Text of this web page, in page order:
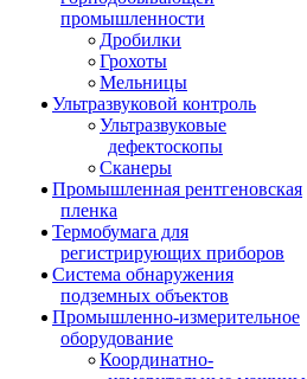
промышленности
Дробилки
Грохоты
Мельницы
Ультразвуковой контроль
Ультразвуковые
дефектоскопы
Сканеры
Промышленная рентгеновская
пленка
Термобумага для
регистрирующих приборов
Система обнаружения
подземных объектов
Промышленно-измерительное
оборудование
Координатно-